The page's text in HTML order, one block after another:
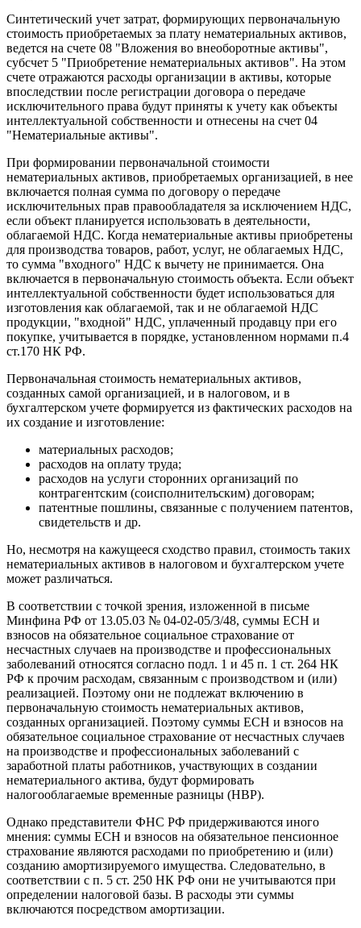
Синтетический учет затрат, формирующих первоначальную
стоимость приобретаемых за плату нематериальных активов,
ведется на счете 08 "Вложения во внеоборотные активы",
субсчет 5 "Приобретение нематериальных активов". На этом
счете отражаются расходы организации в активы, которые
впоследствии после регистрации договора о передаче
исключительного права будут приняты к учету как объекты
интеллектуальной собственности и отнесены на счет 04
"Нематериальные активы".
При формировании первоначальной стоимости
нематериальных активов, приобретаемых организацией, в нее
включается полная сумма по договору о передаче
исключительных прав правообладателя за исключением НДС,
если объект планируется использовать в деятельности,
облагаемой НДС. Когда нематериальные активы приобретены
для производства товаров, работ, услуг, не облагаемых НДС,
то сумма "входного" НДС к вычету не принимается. Она
включается в первоначальную стоимость объекта. Если объект
интеллектуальной собственности будет использоваться для
изготовления как облагаемой, так и не облагаемой НДС
продукции, "входной" НДС, уплаченный продавцу при его
покупке, учитывается в порядке, установленном нормами п.4
ст.170 НК РФ.
Первоначальная стоимость нематериальных активов,
созданных самой организацией, и в налоговом, и в
бухгалтерском учете формируется из фактических расходов на
их создание и изготовление:
материальных расходов;
расходов на оплату труда;
расходов на услуги сторонних организаций по
контрагентским (соисполнителъским) договорам;
патентные пошлины, связанные с получением патентов,
свидетельств и др.
Но, несмотря на кажущееся сходство правил, стоимость таких
нематериальных активов в налоговом и бухгалтерском учете
может различаться.
В соответствии с точкой зрения, изложенной в письме
Минфина РФ от 13.05.03 № 04-02-05/3/48, суммы ЕСН и
взносов на обязательное социальное страхование от
несчастных случаев на производстве и профессиональных
заболеваний относятся согласно подл. 1 и 45 п. 1 ст. 264 НК
РФ к прочим расходам, связанным с производством и (или)
реализацией. Поэтому они не подлежат включению в
первоначальную стоимость нематериальных активов,
созданных организацией. Поэтому суммы ЕСН и взносов на
обязательное социальное страхование от несчастных случаев
на производстве и профессиональных заболеваний с
заработной платы работников, участвующих в создании
нематериального актива, будут формировать
налогооблагаемые временные разницы (НВР).
Однако представители ФНС РФ придерживаются иного
мнения: суммы ЕСН и взносов на обязательное пенсионное
страхование являются расходами по приобретению и (или)
созданию амортизируемого имущества. Следовательно, в
соответствии с п. 5 ст. 250 НК РФ они не учитываются при
определении налоговой базы. В расходы эти суммы
включаются посредством амортизации.